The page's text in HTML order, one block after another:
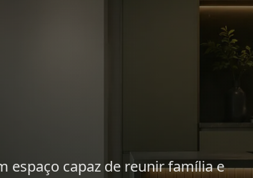
espaço capaz de reunir família e